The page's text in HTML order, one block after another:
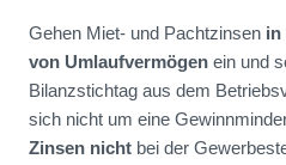
Gehen Miet- und Pachtzinsen in
von Umlaufvermögen ein und
Bilanzstichtag aus dem
sich nicht um eine
Zinsen nicht bei der